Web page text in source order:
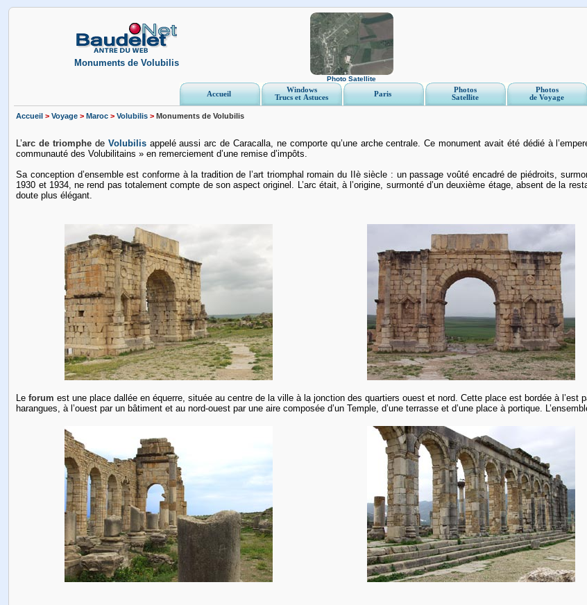
Monuments de Volubilis
Photo Satellite
Accueil
Windows
Trucs et Astuces
Paris
Photos
Satellite
Photos
de Voyage
Accueil > Voyage > Maroc > Volubilis > Monuments de Volubilis
L’arc de triomphe de Volubilisappelé aussi arc de Caracalla, ne comporte qu’une arche centrale. Ce monument avait été dédié à
communauté des Volubilitains » en remerciement d’une remise d’impôts.
Sa conception d’ensemble est conforme à la tradition de l’art triomphal romain du IIè siècle : un passage voûté encadré de piédroits,
1930 et 1934, ne rend pas totalement compte de son aspect originel. L’arc était, à l’origine, surmonté d’un deuxième étage, absent de la
doute plus élégant.
Leforum est une place dallée en équerre, située au centre de la ville à la jonction des quartiers ouest et nord. Cette place est bordée à
harangues, à l’ouest par un bâtiment et au nord-ouest par une aire composée d’un Temple, d’une terrasse et d’une place à portique.